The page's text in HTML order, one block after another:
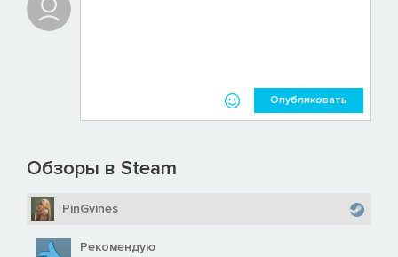
Опубликовать
Обзоры в Steam
PinGvines
Рекомендую